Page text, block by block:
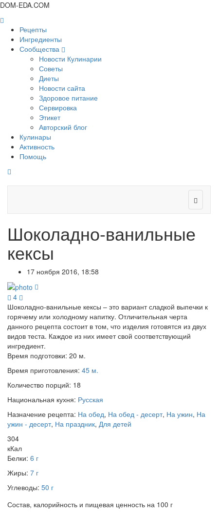
DOM-EDA.COM
Рецепты
Ингредиенты
Сообщества
Новости Кулинарии
Советы
Диеты
Новости сайта
Здоровое питание
Сервировка
Этикет
Авторский блог
Кулинары
Активность
Помощь
Шоколадно-ванильные
кексы
17 ноября 2016, 18:58
4
Шоколадно-ванильные кексы – это вариант сладкой выпечки к
горячему или холодному напитку. Отличительная черта
данного рецепта состоит в том, что изделия готовятся из двух
видов теста. Каждое из них имеет свой соответствующий
ингредиент.
Время подготовки: 20 м.
Время приготовления: 45 м.
Количество порций: 18
Национальная кухня: Русская
Назначение рецепта: На обед, На обед - десерт, На ужин, На
ужин - десерт, На праздник, Для детей
304
кКал
Белки: 6 г
Жиры: 7 г
Углеводы: 50 г
Состав, калорийность и пищевая ценность на 100 г